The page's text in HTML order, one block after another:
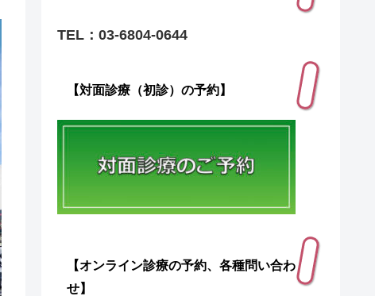
TEL：03-6804-0644
【対面診療（初診）の予約】
【オンライン診療の予約、各種問い合わ
せ】